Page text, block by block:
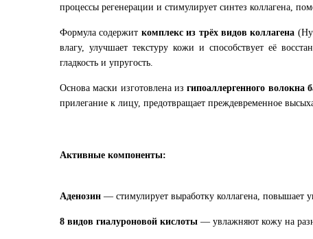
процессы регенерации и стимулирует синтез коллагена,
Формула содержит комплекс из трёх видов коллагена
влагу, улучшает текстуру кожи и способствует её
гладкость и упругость.
Основа маски изготовлена изгипоаллергенного волокна
прилегание к лицу, предотвращает преждевременное
Активные компоненты:
Аденозин — стимулирует выработку коллагена, повышает
8 видов гиалуроновой кислоты — увлажняют кожу на